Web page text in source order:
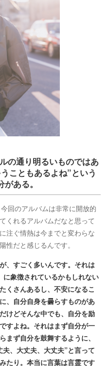
の通り明るいものではあ
こともあるよね”という
ある。
回のアルバムは非常に開放的
くれるアルバムだなと思って
注ぐ情熱は今までと変わらな
性だと感じるんです。
、すごく多いんです。それは
象徴されているかもしれない
くさんあるし、不安になるこ
、自分自身を曇らすものがあ
けどそんな中でも、自分を励
すよね。それはまず自分が一
まず自分を鼓舞するように、
、大丈夫、大丈夫”と言って
たり。本当に言葉は言霊です